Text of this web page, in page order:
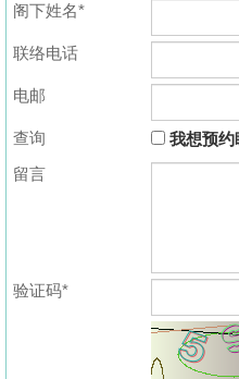
阁下姓名*
联络电话
电邮
查询
我想预约
留言
验证码*